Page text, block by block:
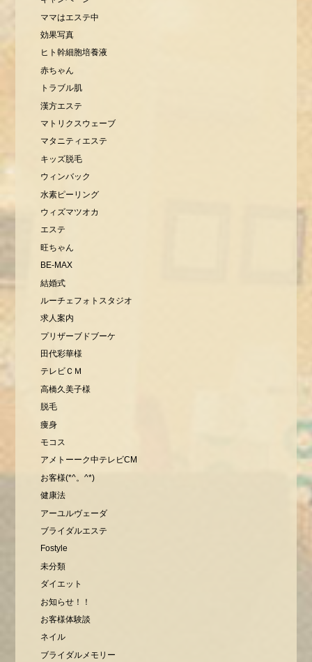
ママはエステ中
効果写真
ヒト幹細胞培養液
赤ちゃん
トラブル肌
漢方エステ
マトリクスウェーブ
マタニティエステ
キッズ脱毛
ウィンバック
水素ピーリング
ウィズマツオカ
エステ
旺ちゃん
BE-MAX
結婚式
ルーチェフォトスタジオ
求人案内
プリザーブドブーケ
田代彩華様
テレビＣＭ
高橋久美子様
脱毛
痩身
モコス
アメトーーク中テレビCM
お客様(*^。^*)
健康法
アーユルヴェーダ
ブライダルエステ
Fostyle
未分類
ダイエット
お知らせ！！
お客様体験談
ネイル
ブライダルメモリー